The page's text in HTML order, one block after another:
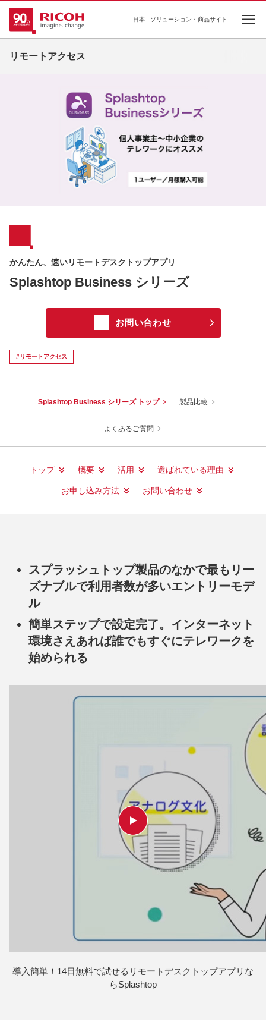
日本 - ソリューション・商品サイト
リモートアクセス
かんたん、速いリモートデスクトップアプリ
Splashtop Business シリーズ
お問い合わせ
#リモートアクセス
Splashtop Business シリーズ トップ 製品比較
よくあるご質問
トップ 概要 活用 選ばれている理由
お申し込み方法 お問い合わせ
スプラッシュトップ製品のなかで最もリー
ズナブルで利用者数が多いエントリーモデ
ル
簡単ステップで設定完了。インターネット
環境さえあれば誰でもすぐにテレワークを
始められる
導入簡単！14日無料で試せるリモートデスクトップアプリな
らSplashtop